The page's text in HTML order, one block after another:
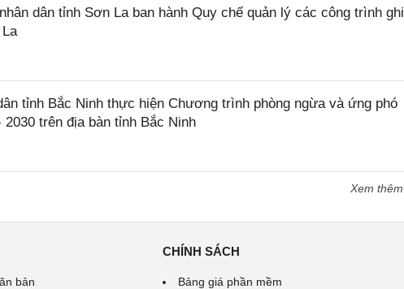
dân tỉnh Sơn La ban hành Quy chế quản lý các công trình ghi
tỉnh Bắc Ninh thực hiện Chương trình phòng ngừa và ứng phó
trên địa bàn tỉnh Bắc Ninh
Xem thêm
bản
CHÍNH SÁCH
Bảng giá phần mềm